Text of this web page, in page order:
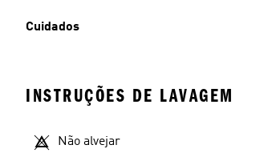
Cuidados
INSTRUÇÕES DE LAVAGEM
Não alvejar